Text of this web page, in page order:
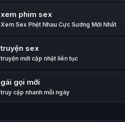
xem phim sex
Xem Sex Phệt Nhau Cực Sướng Mới Nhất
truyện sex
truyện mới cập nhật liên tục
gái gọi mới
truy cập nhanh mỗi ngày